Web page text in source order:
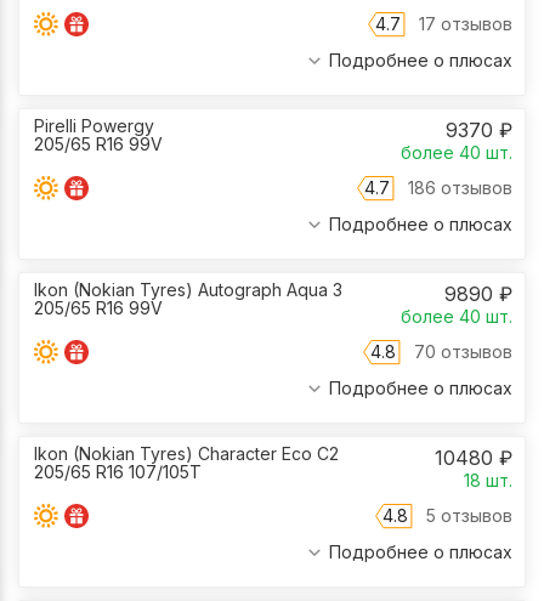
4.7
17 отзывов
Подробнее о плюсах
Pirelli Powergy
205/65 R16 99V
9370 ₽
более 40 шт.
4.7
186 отзывов
Подробнее о плюсах
Ikon (Nokian Tyres) Autograph Aqua 3
205/65 R16 99V
9890 ₽
более 40 шт.
4.8
70 отзывов
Подробнее о плюсах
Ikon (Nokian Tyres) Character Eco C2
205/65 R16 107/105T
10480 ₽
18 шт.
4.8
5 отзывов
Подробнее о плюсах